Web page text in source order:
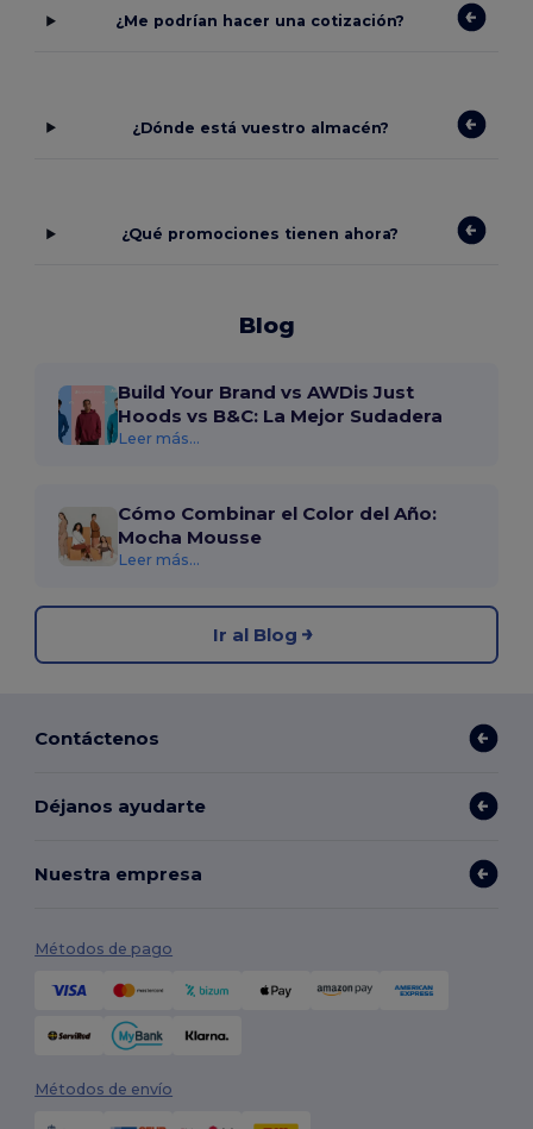
¿Me podrían hacer una cotización?
¿Dónde está vuestro almacén?
¿Qué promociones tienen ahora?
Blog
Build Your Brand vs AWDis Just
Hoods vs B&C: La Mejor Sudadera
Leer más...
Cómo Combinar el Color del Año:
Mocha Mousse
Leer más...
Ir al Blog
Contáctenos
Déjanos ayudarte
Nuestra empresa
Métodos de pago
Métodos de envío